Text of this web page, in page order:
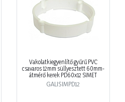
Vakolatkiegyenlítő gyűrű PVC
csavaros 12mm süllyesztett 60mm-
átmérő kerek PD60x12 SIMET
GALISIMPD12